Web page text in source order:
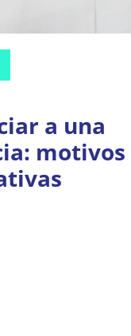
a una
motivos